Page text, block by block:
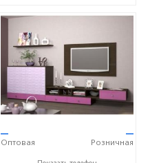
—
Оптовая
—
Розничная